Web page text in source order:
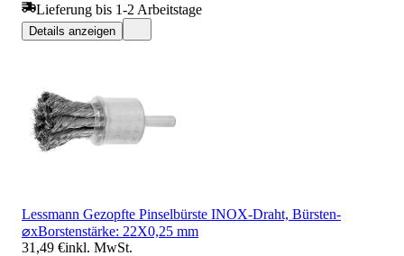
Lieferung bis 1-2 Arbeitstage
Details anzeigen
Lessmann Gezopfte Pinselbürste INOX-Draht, Bürsten-
⌀xBorstenstärke: 22X0,25 mm
31,49 €inkl. MwSt.